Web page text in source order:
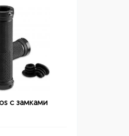
с замками